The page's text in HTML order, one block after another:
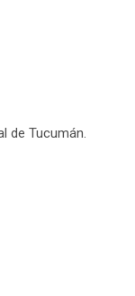
de Tucumán.